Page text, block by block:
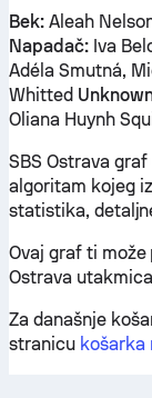
Bek:Aleah
Napadač:Iva
Adéla Smutná,
Whitted
Oliana Huynh
SBS Ostrava
algoritam kojeg
statistika,
Ovaj graf ti može
Ostrava
Za današnje
stranicu košarka